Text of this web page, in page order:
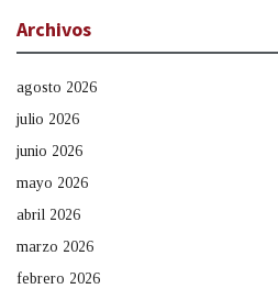
Archivos
agosto 2026
julio 2026
junio 2026
mayo 2026
abril 2026
marzo 2026
febrero 2026